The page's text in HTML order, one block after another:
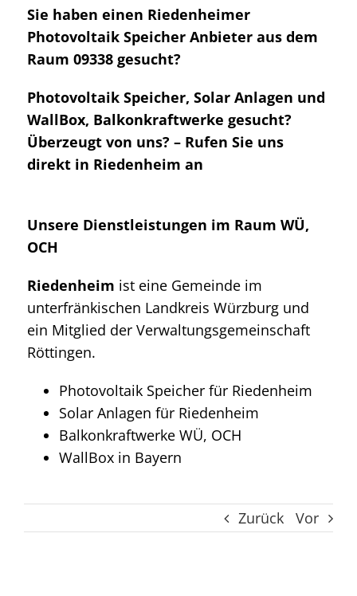
Sie haben einen Riedenheimer
Photovoltaik Speicher Anbieter aus dem
Raum 09338 gesucht?
Photovoltaik Speicher, Solar Anlagen und
WallBox, Balkonkraftwerke gesucht?
Überzeugt von uns? – Rufen Sie uns
direkt in Riedenheim an
Unsere Dienstleistungen im Raum WÜ,
OCH
Riedenheim ist eine Gemeinde im
unterfränkischen Landkreis Würzburg und
ein Mitglied der Verwaltungsgemeinschaft
Röttingen.
Photovoltaik Speicher für Riedenheim
Solar Anlagen für Riedenheim
Balkonkraftwerke WÜ, OCH
WallBox in Bayern
Zurück Vor